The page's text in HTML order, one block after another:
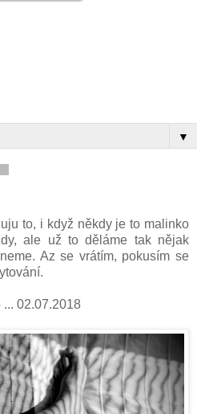
▼
to, i když někdy je to malinko
ale už to děláme tak nějak
Az se vrátím, pokusím se
... 02.07.2018